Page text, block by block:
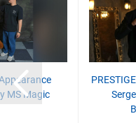
MS Magic